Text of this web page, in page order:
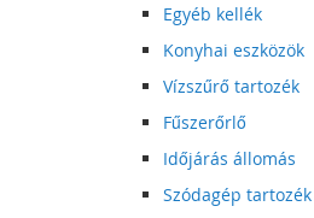
Egyéb kellék
Konyhai eszközök
Vízszűrő tartozék
Fűszerőrlő
Időjárás állomás
Szódagép tartozék